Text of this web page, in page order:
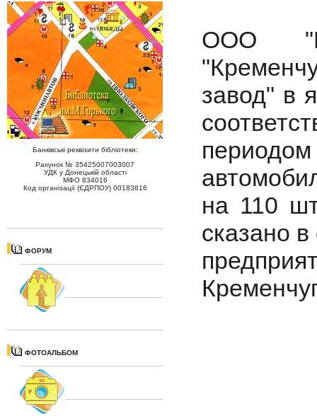
Банківські реквізити бібліотеки:
Рахунок № 35425007003007
УДК у Донецькій області
МФО 834016
Код організації (ЄДРПОУ) 00183816
ФОРУМ
ФОТОАЛЬБОМ
ООО
завод" в
на 110
сказано